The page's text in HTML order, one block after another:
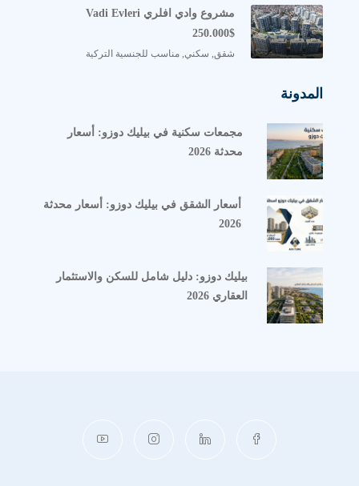
مشروع وادي افلري Vadi Evleri
250.000$
شقق, سكني, مناسب للجنسية التركية
المدونة
مجمعات سكنية في بيليك دوزو: أسعار
محدثة 2026
أسعار الشقق في بيليك دوزو: أسعار محدثة
2026
بيليك دوزو: دليل شامل للسكن والاستثمار
العقاري 2026